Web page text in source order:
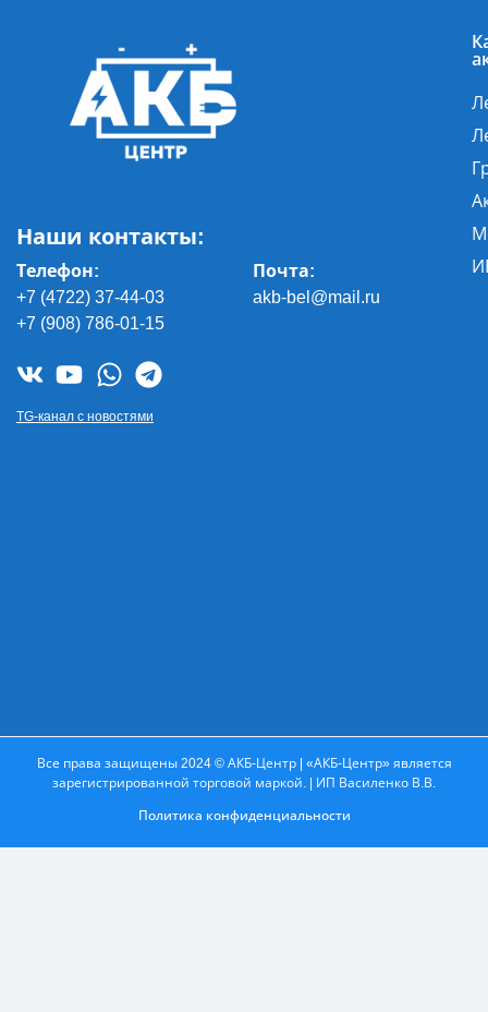
Наши контакты:
Телефон:
+7 (4722) 37-44-03
+7 (908) 786-01-15
Почта:
akb-bel@mail.ru
TG-канал с новостями
Все права защищены 2024 © АКБ-Центр | «АКБ-Центр» является
зарегистрированной торговой маркой. | ИП Василенко В.В.
Политика конфиденциальности